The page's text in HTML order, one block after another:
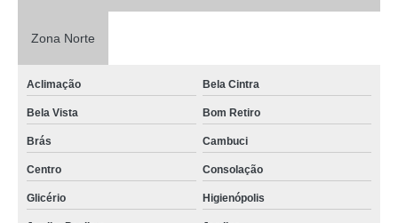
Zona Norte
Aclimação Bela Cintra
Bela Vista Bom Retiro
Brás Cambuci
Centro Consolação
Glicério Higienópolis